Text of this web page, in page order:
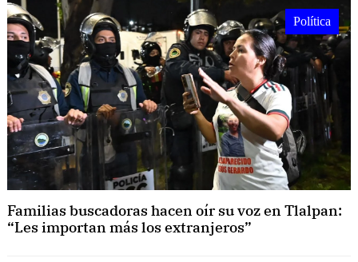
Política
Familias buscadoras hacen oír su voz en Tlalpan:
“Les importan más los extranjeros”